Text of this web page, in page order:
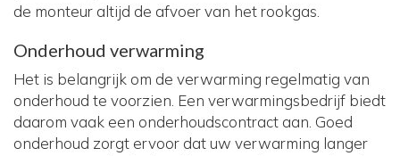
de monteur altijd de afvoer van het rookgas.
Onderhoud verwarming
Het is belangrijk om de verwarming regelmatig van
onderhoud te voorzien. Een verwarmingsbedrijf biedt
daarom vaak een onderhoudscontract aan. Goed
onderhoud zorgt ervoor dat uw verwarming langer